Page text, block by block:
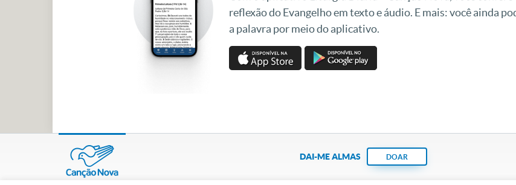
reflexão do Evangelho em texto e áudio. E mais: você ainda
a palavra por meio do aplicativo.
DAI-ME ALMAS DOAR